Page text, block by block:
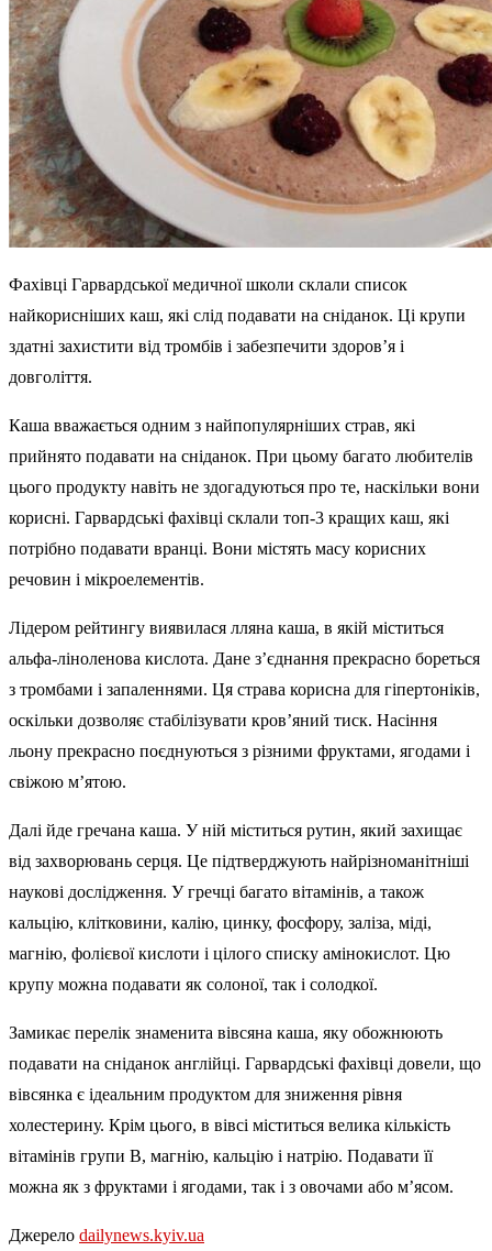
Фахівці Гарвардської медичної школи склали список
найкорисніших каш, які слід подавати на сніданок. Ці крупи
здатні захистити від тромбів і забезпечити здоров’я і
довголіття.
Каша вважається одним з найпопулярніших страв, які
прийнято подавати на сніданок. При цьому багато любителів
цього продукту навіть не здогадуються про те, наскільки вони
корисні. Гарвардські фахівці склали топ-3 кращих каш, які
потрібно подавати вранці. Вони містять масу корисних
речовин і мікроелементів.
Лідером рейтингу виявилася лляна каша, в якій міститься
альфа-ліноленова кислота. Дане з’єднання прекрасно бореться
з тромбами і запаленнями. Ця страва корисна для гіпертоніків,
оскільки дозволяє стабілізувати кров’яний тиск. Насіння
льону прекрасно поєднуються з різними фруктами, ягодами і
свіжою м’ятою.
Далі йде гречана каша. У ній міститься рутин, який захищає
від захворювань серця. Це підтверджують найрізноманітніші
наукові дослідження. У гречці багато вітамінів, а також
кальцію, клітковини, калію, цинку, фосфору, заліза, міді,
магнію, фолієвої кислоти і цілого списку амінокислот. Цю
крупу можна подавати як солоної, так і солодкої.
Замикає перелік знаменита вівсяна каша, яку обожнюють
подавати на сніданок англійці. Гарвардські фахівці довели, що
вівсянка є ідеальним продуктом для зниження рівня
холестерину. Крім цього, в вівсі міститься велика кількість
вітамінів групи B, магнію, кальцію і натрію. Подавати її
можна як з фруктами і ягодами, так і з овочами або м’ясом.
Джерело dailynews.kyiv.ua